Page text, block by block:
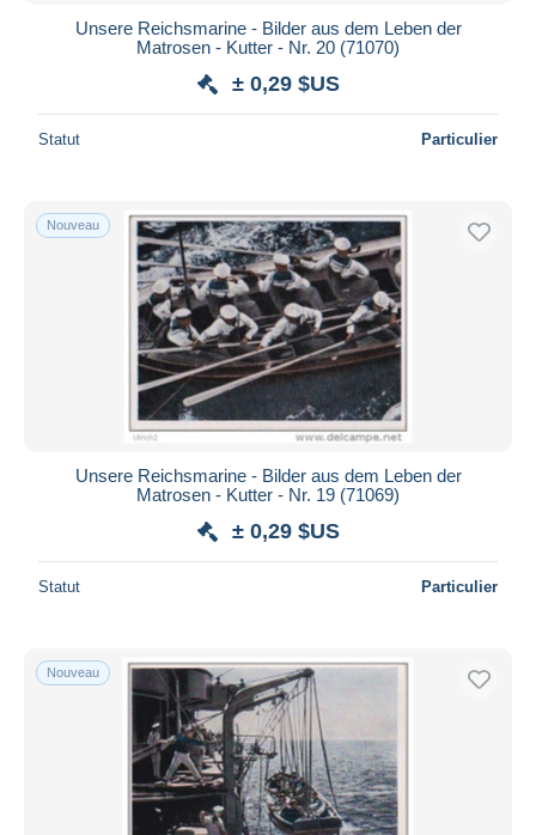
Unsere Reichsmarine - Bilder aus dem Leben der
Matrosen - Kutter - Nr. 20 (71070)
± 0,29 $US
Statut Particulier
Nouveau
Unsere Reichsmarine - Bilder aus dem Leben der
Matrosen - Kutter - Nr. 19 (71069)
± 0,29 $US
Statut Particulier
Nouveau